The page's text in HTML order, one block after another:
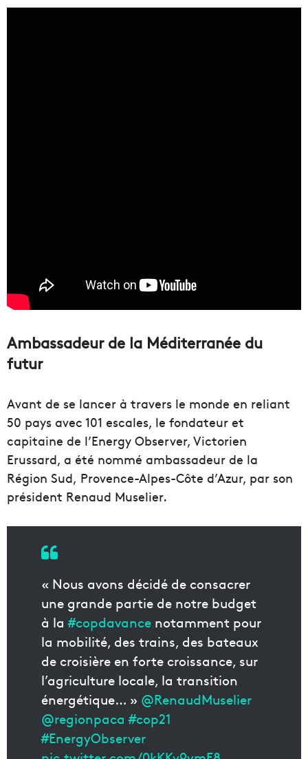
Ambassadeur de la Méditerranée du
futur
Avant de se lancer à travers le monde en reliant
50 pays avec 101 escales, le fondateur et
capitaine de l’Energy Observer, Victorien
Erussard, a été nommé ambassadeur de la
Région Sud, Provence-Alpes-Côte d’Azur, par son
président Renaud Muselier.
« Nous avons décidé de consacrer
une grande partie de notre budget
à la#copdavance notamment pour
la mobilité, des trains, des bateaux
de croisière en forte croissance, sur
l’agriculture locale, la transition
énergétique… » @RenaudMuselier
@regionpaca #cop21
#EnergyObserver